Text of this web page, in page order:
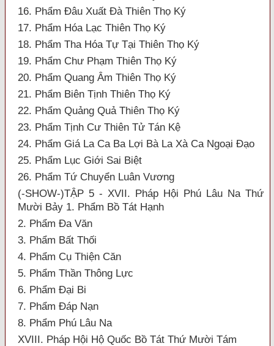
16. Phẩm Đâu Xuất Đà Thiên Thọ Ký
17. Phẩm Hóa Lạc Thiên Thọ Ký
18. Phẩm Tha Hóa Tự Tại Thiên Thọ Ký
19. Phẩm Chư Phạm Thiên Thọ Ký
20. Phẩm Quang Âm Thiên Thọ Ký
21. Phẩm Biên Tịnh Thiên Thọ Ký
22. Phẩm Quảng Quả Thiên Thọ Ký
23. Phẩm Tịnh Cư Thiên Tử Tán Kệ
24. Phẩm Giá La Ca Ba Lợi Bà La Xà Ca Ngoại Đạo
25. Phẩm Lục Giới Sai Biệt
26. Phẩm Tứ Chuyển Luân Vương
(-SHOW-)TẬP 5 - XVII. Pháp Hội Phú Lâu Na Thứ
Mười Bảy 1. Phẩm Bồ Tát Hạnh
2. Phẩm Đa Văn
3. Phẩm Bất Thối
4. Phẩm Cụ Thiện Căn
5. Phẩm Thần Thông Lực
6. Phẩm Đại Bi
7. Phẩm Đáp Nạn
8. Phẩm Phú Lâu Na
XVIII. Pháp Hội Hộ Quốc Bồ Tát Thứ Mười Tám